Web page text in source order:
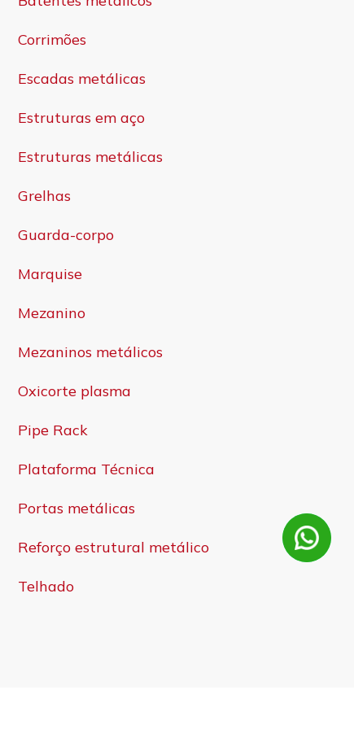
Corrimões
Escadas metálicas
Estruturas em aço
Estruturas metálicas
Grelhas
Guarda-corpo
Marquise
Mezanino
Mezaninos metálicos
Oxicorte plasma
Pipe Rack
Plataforma Técnica
Portas metálicas
Reforço estrutural metálico
Telhado